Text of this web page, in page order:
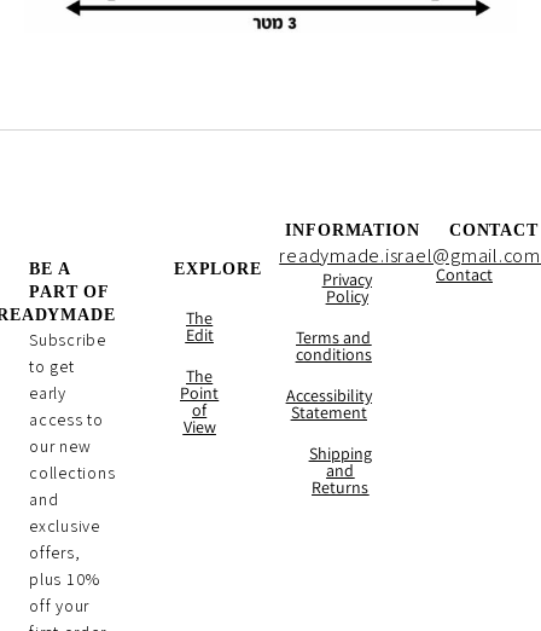
CONTACT
readymade.israel@gmail.com
Contact
INFORMATION
Privacy
Policy
Terms and
conditions
Accessibility
Statement
Shipping
and
Returns
EXPLORE
The
Edit
The
Point
of
View
BE A
PART OF
Subscribe
to get
early
access to
our new
collections
and
exclusive
offers,
plus 10%
off your